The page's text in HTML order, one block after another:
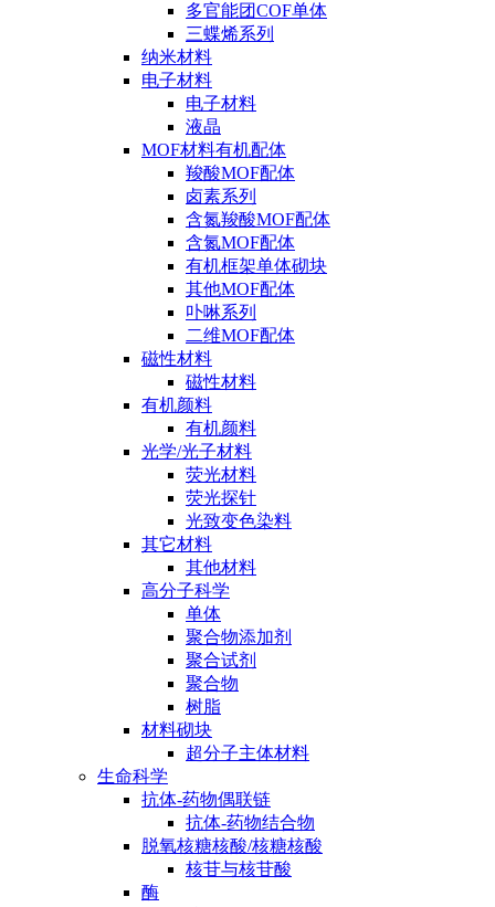
多官能团COF单体
三蝶烯系列
纳米材料
电子材料
电子材料
液晶
MOF材料有机配体
羧酸MOF配体
卤素系列
含氮羧酸MOF配体
含氮MOF配体
有机框架单体砌块
其他MOF配体
卟啉系列
二维MOF配体
磁性材料
磁性材料
有机颜料
有机颜料
光学/光子材料
荧光材料
荧光探针
光致变色染料
其它材料
其他材料
高分子科学
单体
聚合物添加剂
聚合试剂
聚合物
树脂
材料砌块
超分子主体材料
生命科学
抗体-药物偶联链
抗体-药物结合物
脱氧核糖核酸/核糖核酸
核苷与核苷酸
酶